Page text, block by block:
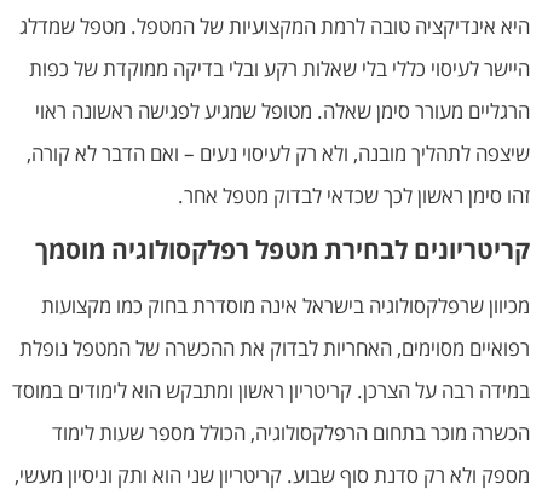
היא אינדיקציה טובה לרמת המקצועיות של המטפל. מטפל שמדלג
היישר לעיסוי כללי בלי שאלות רקע ובלי בדיקה ממוקדת של כפות
הרגליים מעורר סימן שאלה. מטופל שמגיע לפגישה ראשונה ראוי
שיצפה לתהליך מובנה, ולא רק לעיסוי נעים – ואם הדבר לא קורה,
זהו סימן ראשון לכך שכדאי לבדוק מטפל אחר.
קריטריונים לבחירת מטפל רפלקסולוגיה מוסמך
מכיוון שרפלקסולוגיה בישראל אינה מוסדרת בחוק כמו מקצועות
רפואיים מסוימים, האחריות לבדוק את ההכשרה של המטפל נופלת
במידה רבה על הצרכן. קריטריון ראשון ומתבקש הוא לימודים במוסד
הכשרה מוכר בתחום הרפלקסולוגיה, הכולל מספר שעות לימוד
מספק ולא רק סדנת סוף שבוע. קריטריון שני הוא ותק וניסיון מעשי,